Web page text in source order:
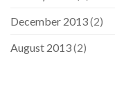
December 2013(2)
August 2013(2)